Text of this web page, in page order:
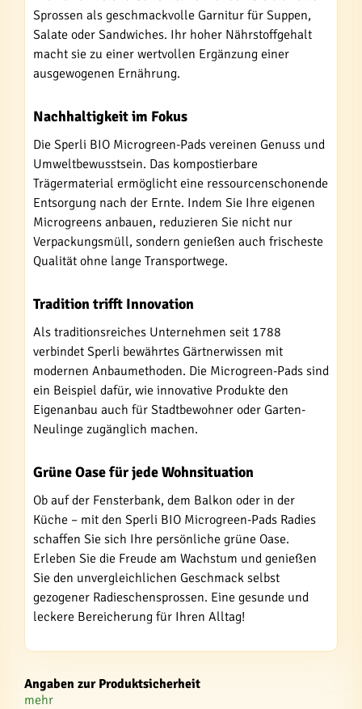
Sprossen als geschmackvolle Garnitur für Suppen,
Salate oder Sandwiches. Ihr hoher Nährstoffgehalt
macht sie zu einer wertvollen Ergänzung einer
ausgewogenen Ernährung.
Nachhaltigkeit im Fokus
Die Sperli BIO Microgreen-Pads vereinen Genuss und
Umweltbewusstsein. Das kompostierbare
Trägermaterial ermöglicht eine ressourcenschonende
Entsorgung nach der Ernte. Indem Sie Ihre eigenen
Microgreens anbauen, reduzieren Sie nicht nur
Verpackungsmüll, sondern genießen auch frischeste
Qualität ohne lange Transportwege.
Tradition trifft Innovation
Als traditionsreiches Unternehmen seit 1788
verbindet Sperli bewährtes Gärtnerwissen mit
modernen Anbaumethoden. Die Microgreen-Pads sind
ein Beispiel dafür, wie innovative Produkte den
Eigenanbau auch für Stadtbewohner oder Garten-
Neulinge zugänglich machen.
Grüne Oase für jede Wohnsituation
Ob auf der Fensterbank, dem Balkon oder in der
Küche – mit den Sperli BIO Microgreen-Pads Radies
schaffen Sie sich Ihre persönliche grüne Oase.
Erleben Sie die Freude am Wachstum und genießen
Sie den unvergleichlichen Geschmack selbst
gezogener Radieschensprossen. Eine gesunde und
leckere Bereicherung für Ihren Alltag!
Angaben zur Produktsicherheit
mehr